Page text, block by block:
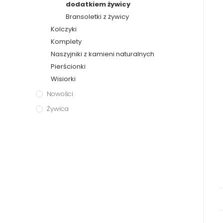
dodatkiem żywicy
Bransoletki z żywicy
Kolczyki
Komplety
Naszyjniki z kamieni naturalnych
Pierścionki
Wisiorki
Nowości
Żywica